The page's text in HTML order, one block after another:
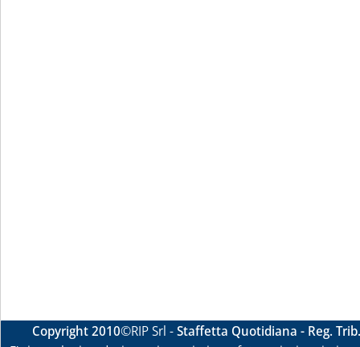
Copyright 2010©RIP Srl -Staffetta Quotidiana - Reg.